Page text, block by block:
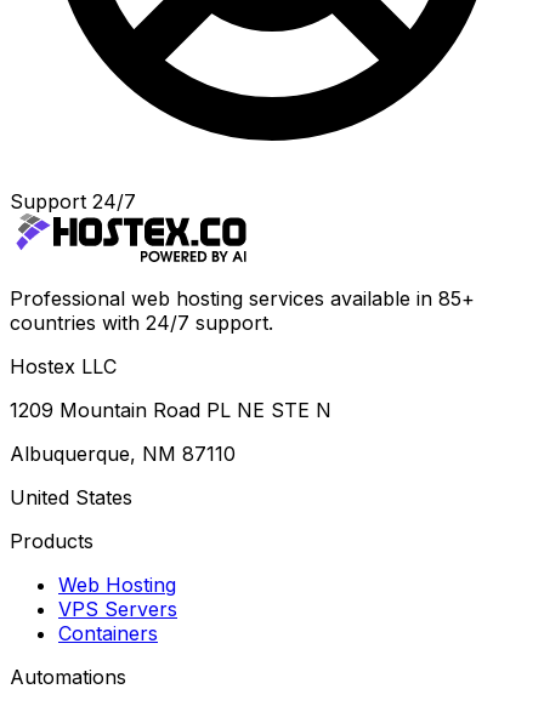
Support 24/7
Professional web hosting services available in 85+
countries with 24/7 support.
Hostex LLC
1209 Mountain Road PL NE STE N
Albuquerque, NM 87110
United States
Products
Web Hosting
VPS Servers
Containers
Automations